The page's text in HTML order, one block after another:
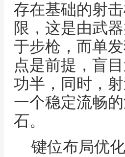
存在基础的射
限，这是由武
于步枪，而单
点是前提，盲
功半，同时，
一个稳定流畅
石。
键位布局优